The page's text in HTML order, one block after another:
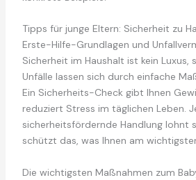
Tipps für junge Eltern: Sicherheit zu
Erste-Hilfe-Grundlagen und
Sicherheit im Haushalt ist kein Luxus,
Unfälle lassen sich durch einfache
Ein Sicherheits-Check gibt Ihnen
reduziert Stress im täglichen Leben.
sicherheitsfördernde Handlung lohnt
schützt das, was Ihnen am
Die wichtigsten Maßnahmen zum